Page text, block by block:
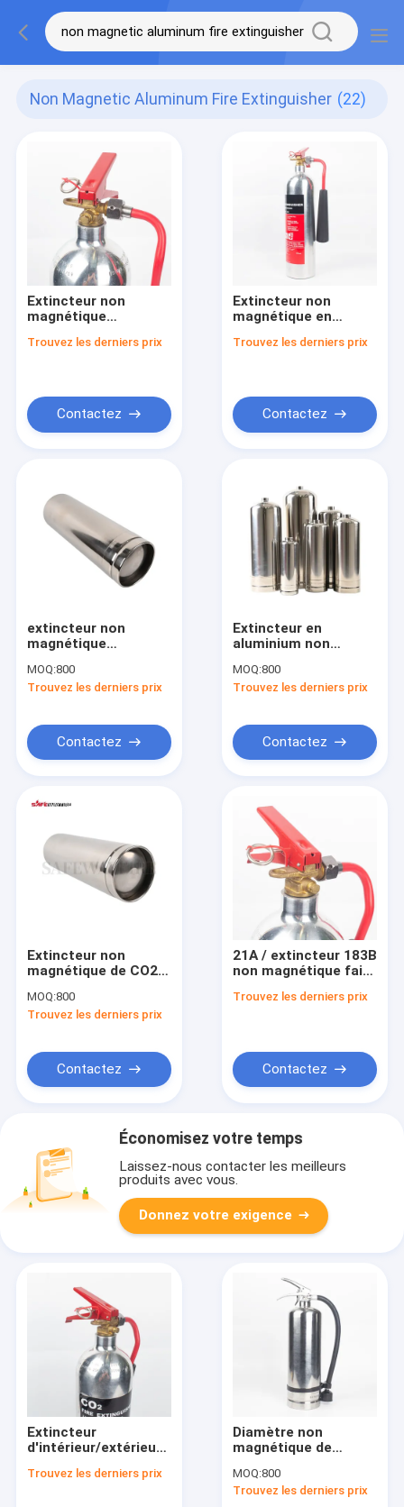
Non Magnetic Aluminum Fire Extinguisher (22)
Extincteur non
magnétique
de CO2 d'alliage
Trouvez les derniers prix
Contactez
Extincteur non
magnétique en
2L / 3L / 4L / 6L / 9L /
Trouvez les derniers prix
Contactez
extincteur non
magnétique
1.2mm avec de la
pression d'essai
MOQ:800
Trouvez les derniers prix
Contactez
Extincteur en
aluminium non
232mm pour la
protection contre le
MOQ:800
Trouvez les derniers prix
Contactez
Extincteur non
magnétique de CO2
750mm
MOQ:800
Trouvez les derniers prix
Contactez
21A / extincteur 183B
non magnétique fait
Trouvez les derniers prix
Contactez
Économisez votre temps
Laissez-nous contacter les meilleurs
produits avec vous.
Donnez votre exigence
Extincteur
d'intérieur/extérieur
magnétique
Trouvez les derniers prix
Diamètre non
magnétique de
d'aluminium 232 mm
MOQ:800
Trouvez les derniers prix